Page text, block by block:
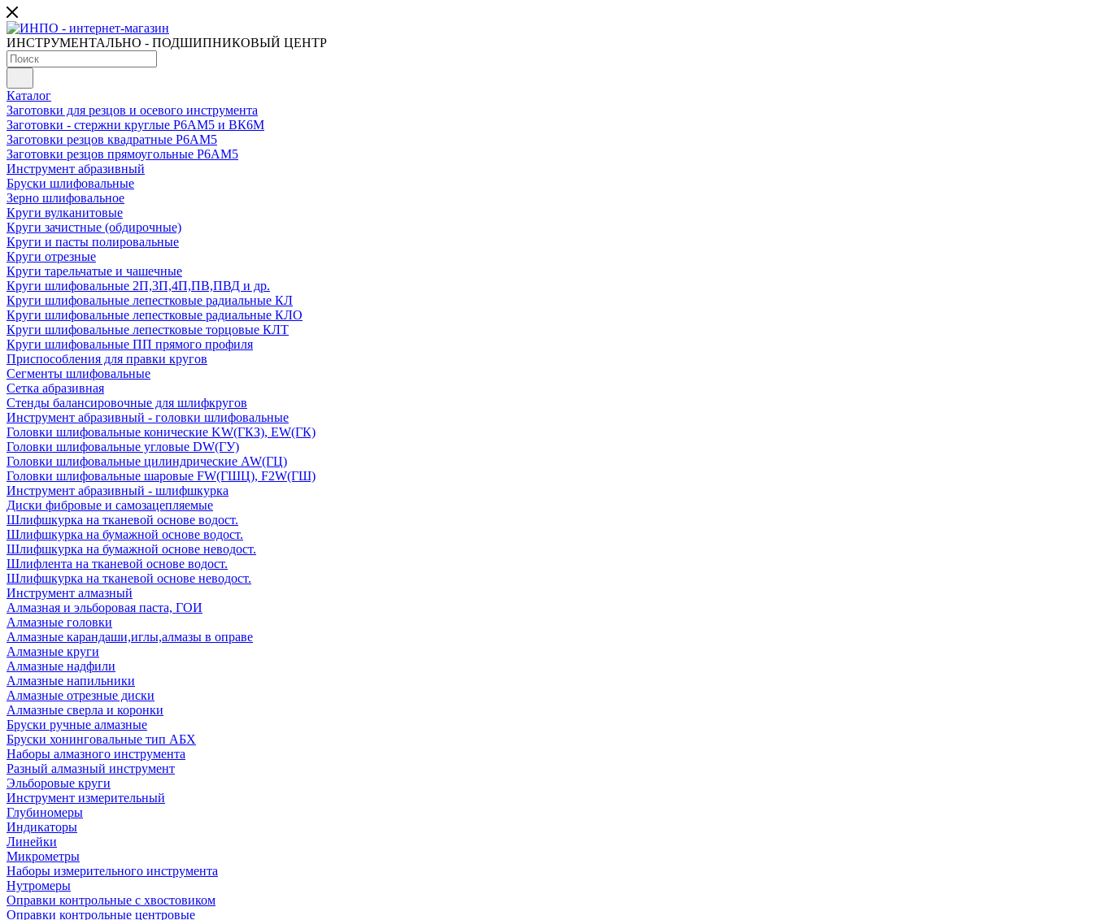
ИНСТРУМЕНТАЛЬНО - ПОДШИПНИКОВЫЙ ЦЕНТР
Каталог
Заготовки для резцов и осевого инструмента
Заготовки - стержни круглые Р6АМ5 и ВК6М
Заготовки резцов квадратные Р6АМ5
Заготовки резцов прямоугольные Р6АМ5
Инструмент абразивный
Бруски шлифовальные
Зерно шлифовальное
Круги вулканитовые
Круги зачистные (обдирочные)
Круги и пасты полировальные
Круги отрезные
Круги тарельчатые и чашечные
Круги шлифовальные 2П,3П,4П,ПВ,ПВД и др.
Круги шлифовальные лепестковые радиальные КЛ
Круги шлифовальные лепестковые радиальные КЛО
Круги шлифовальные лепестковые торцовые КЛТ
Круги шлифовальные ПП прямого профиля
Приспособления для правки кругов
Сегменты шлифовальные
Сетка абразивная
Стенды балансировочные для шлифкругов
Инструмент абразивный - головки шлифовальные
Головки шлифовальные конические KW(ГКЗ), EW(ГК)
Головки шлифовальные угловые DW(ГУ)
Головки шлифовальные цилиндрические AW(ГЦ)
Головки шлифовальные шаровые FW(ГШЦ), F2W(ГШ)
Инструмент абразивный - шлифшкурка
Диски фибровые и самозацепляемые
Шлифшкурка на тканевой основе водост.
Шлифшкурка на бумажной основе водост.
Шлифшкурка на бумажной основе неводост.
Шлифлента на тканевой основе водост.
Шлифшкурка на тканевой основе неводост.
Инструмент алмазный
Алмазная и эльборовая паста, ГОИ
Алмазные головки
Алмазные карандаши,иглы,алмазы в оправе
Алмазные круги
Алмазные надфили
Алмазные напильники
Алмазные отрезные диски
Алмазные сверла и коронки
Бруски ручные алмазные
Бруски хонинговальные тип АБХ
Наборы алмазного инструмента
Разный алмазный инструмент
Эльборовые круги
Инструмент измерительный
Глубиномеры
Индикаторы
Линейки
Микрометры
Наборы измерительного инструмента
Нутромеры
Оправки контрольные с хвостовиком
Оправки контрольные центровые